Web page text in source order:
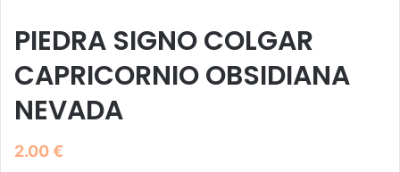
PIEDRA SIGNO COLGAR
CAPRICORNIO OBSIDIANA
NEVADA
2.00€